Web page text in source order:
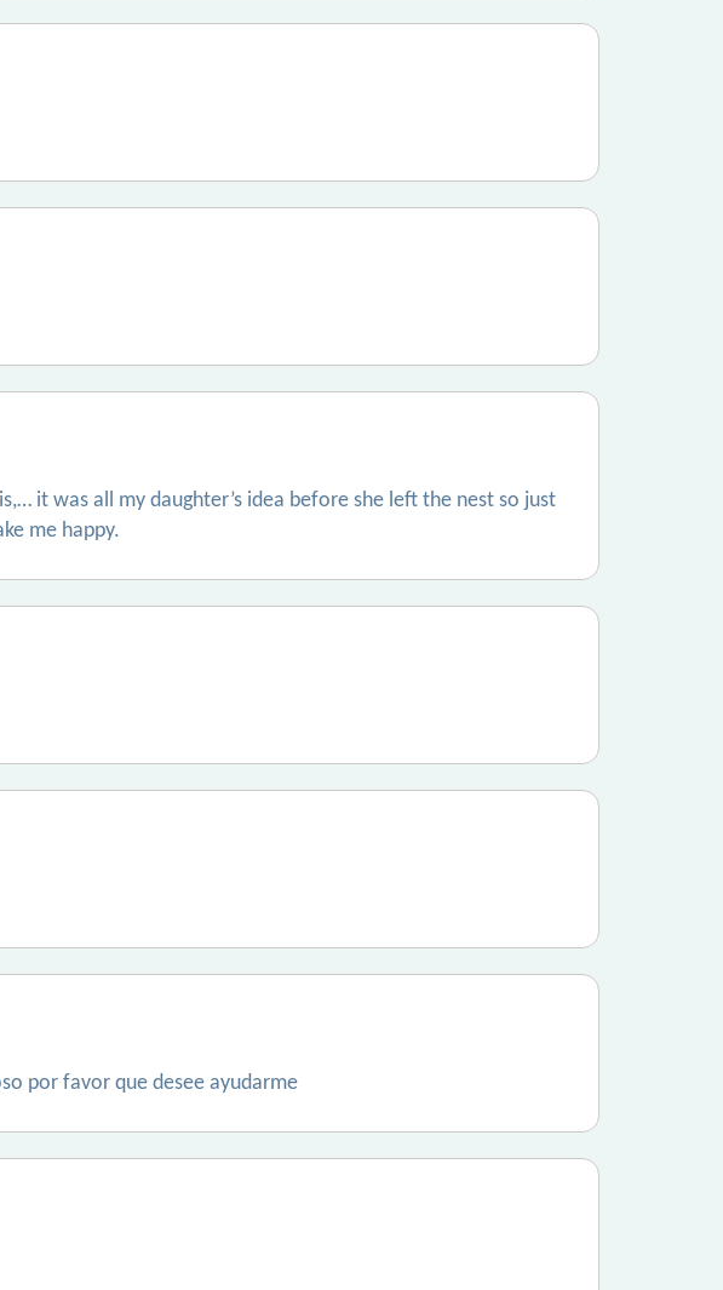
it was all my daughter’s idea before she left the nest so just
me happy.
por favor que desee ayudarme